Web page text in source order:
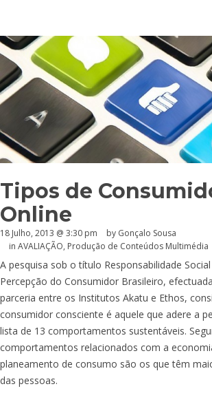
Tipos de
Online
18 Julho, 2013 @ 3:30 pm by Gonçalo Sousa
in AVALIAÇÃO, Produção de Conteúdos Multimédia
A pesquisa sob o título Responsabilidade
Percepção do Consumidor Brasileiro,
parceria entre os Institutos Akatu e Ethos,
consumidor consciente é aquele que adere a
lista de 13 comportamentos sustentáveis.
comportamentos relacionados com a
planeamento de consumo são os que têm
das pessoas.